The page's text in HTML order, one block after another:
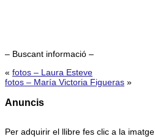
– Buscant informació –
« fotos – Laura Esteve
fotos – María Victoria Figueras »
Anuncis
Per adquirir el llibre fes clic a la imatge